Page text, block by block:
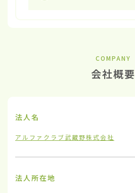
COMPANY
会社概要
法人名
アルファクラブ武蔵野株式会社
法人所在地